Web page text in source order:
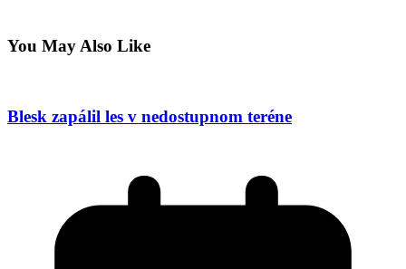
You May Also Like
Blesk zapálil les v nedostupnom teréne